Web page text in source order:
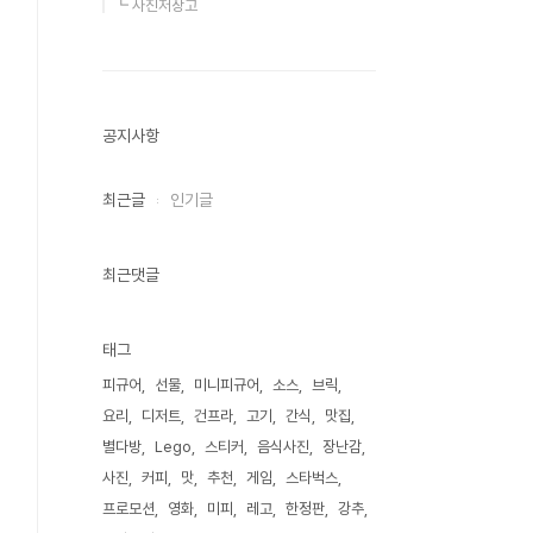
┗ 사진저장고
공지사항
최근글 인기글
최근댓글
태그
피규어 선물 미니피규어 소스
브릭
요리
디저트 건프라 고기 간식
맛집
별다방
Lego 스티커 음식사진
장난감
사진
커피 맛 추천 게임
스타벅스
프로모션
영화 미피 레고 한정판
강추